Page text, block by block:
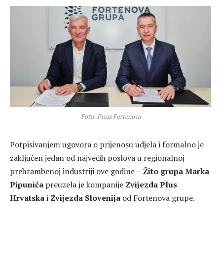
Foto: Press Fortenova
Potpisivanjem ugovora o prijenosu udjela i formalno je
zaključen jedan od najvećih poslova u regionalnoj
prehrambenoj industriji ove godine – Žito grupa Marka
Pipunića preuzela je kompanije Zvijezda Plus
Hrvatskai Zvijezda Slovenija od Fortenova grupe.